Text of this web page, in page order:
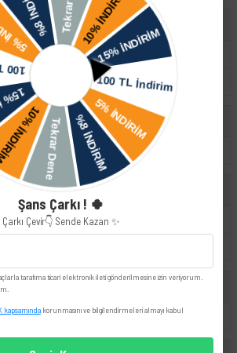
Audi
A4
Skoda
Superb
Volkswagen
Passat
Şans Çarkı ! 🍀
Çarkı Çevir👇 Sende Kazan ✨
tarafıma ticari elektronik ileti gönderilmesine izin veriyorum.
kapsamındakorunmasını ve bilgilendirmeleri almayı kabul